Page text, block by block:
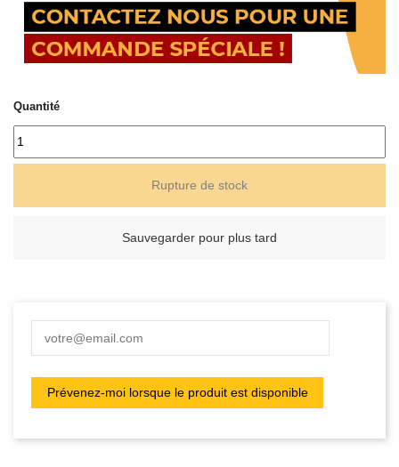
Quantité
Rupture de stock
Sauvegarder pour plus tard